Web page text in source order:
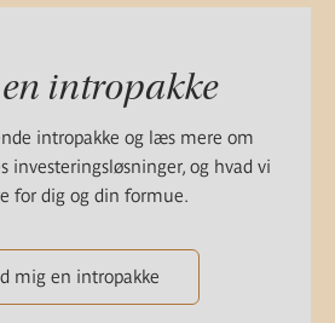
intropakke
intropakke og læs mere om
investeringsløsninger, og hvad vi
for dig og din formue.
mig en intropakke